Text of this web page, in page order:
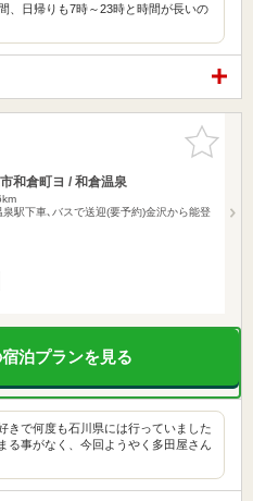
、日帰りも7時～23時と時間が長いの
お気に入
りに追加
和倉町ヨ / 和倉温泉
駅下車､バスで送迎(要予約)金沢から能登
泊プランを見る
きで何度も石川県には行っていました
る事がなく、今回ようやく多田屋さん